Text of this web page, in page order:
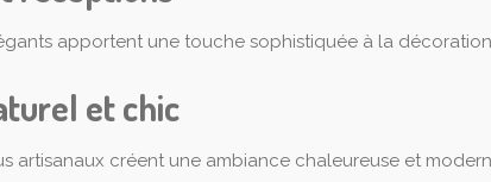
apportent une touche sophistiquée à la
et chic
artisanaux créent une ambiance chaleureuse et